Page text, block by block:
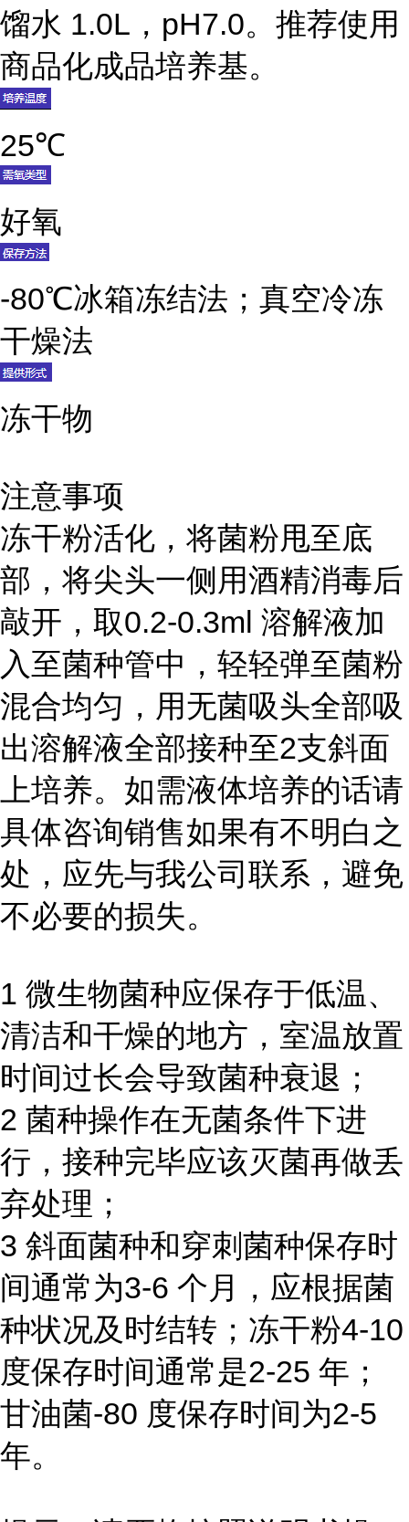
馏水 1.0L，pH7.0。推荐使用
商品化成品培养基。
25℃
好氧
-80℃冰箱冻结法；真空冷冻
干燥法
冻干物
注意事项
冻干粉活化，将菌粉甩至底
部，将尖头一侧用酒精消毒后
敲开，取0.2-0.3ml 溶解液加
入至菌种管中，轻轻弹至菌粉
混合均匀，用无菌吸头全部吸
出溶解液全部接种至2支斜面
上培养。如需液体培养的话请
具体咨询销售如果有不明白之
处，应先与我公司联系，避免
不必要的损失。
1 微生物菌种应保存于低温、
清洁和干燥的地方，室温放置
时间过长会导致菌种衰退；
2 菌种操作在无菌条件下进
行，接种完毕应该灭菌再做丢
弃处理；
3 斜面菌种和穿刺菌种保存时
间通常为3-6 个月，应根据菌
种状况及时结转；冻干粉4-10
度保存时间通常是2-25 年；
甘油菌-80 度保存时间为2-5
年。